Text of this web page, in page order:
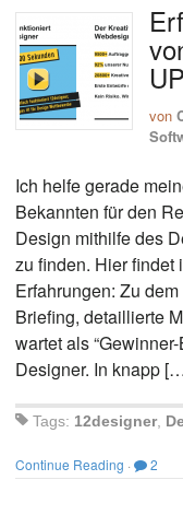
von
Ich helfe gerade
Bekannten für den
Design mithilfe des
zu finden. Hier findet
Erfahrungen: Zu
Briefing, detaillierte
wartet als
Designer. In knapp
Tags: 12designer,
Continue Reading · 2